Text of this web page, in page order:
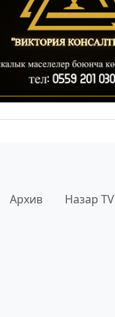
Архив Назар TV